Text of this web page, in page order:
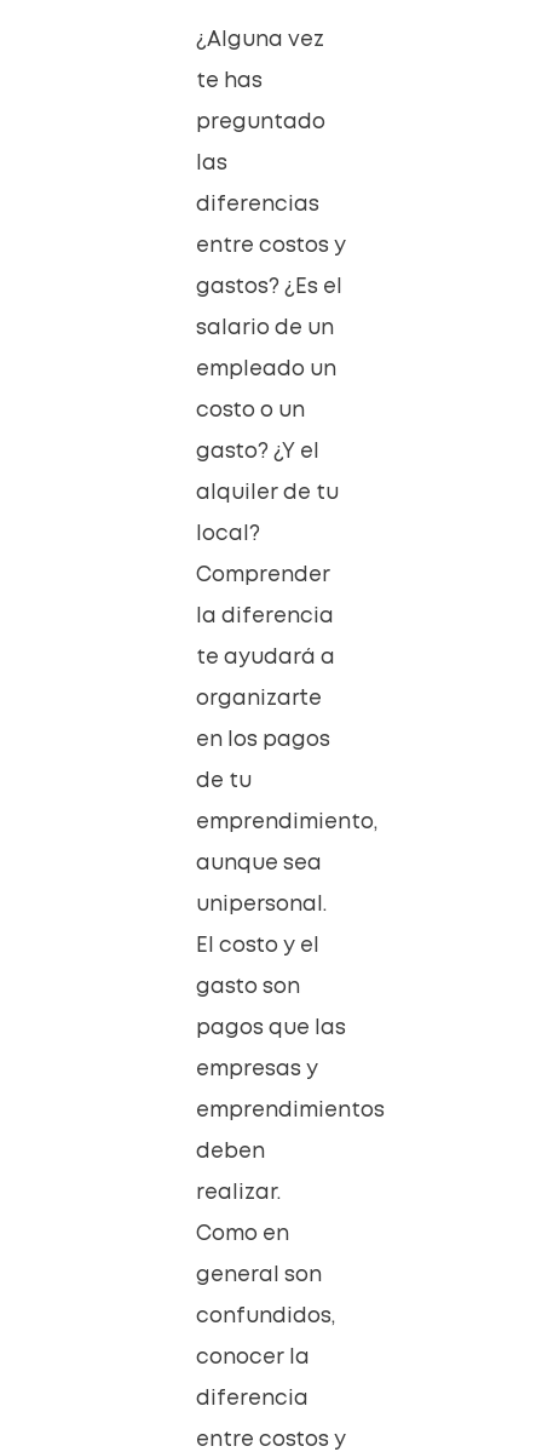
¿Alguna vez
te has
preguntado
las
diferencias
entre costos y
gastos? ¿Es el
salario de un
empleado un
costo o un
gasto? ¿Y el
alquiler de tu
local?
Comprender
la diferencia
te ayudará a
organizarte
en los pagos
de tu
emprendimiento,
aunque sea
unipersonal.
El costo y el
gasto son
pagos que las
empresas y
emprendimientos
deben
realizar.
Como en
general son
confundidos,
conocer la
diferencia
entre costos y